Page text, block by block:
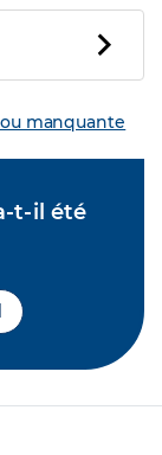
manquante
t-il été